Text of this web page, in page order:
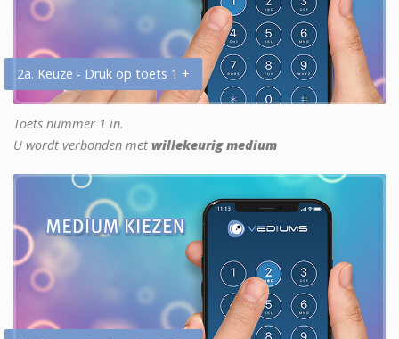
2a. Keuze - Druk op toets 1 +
Toets nummer 1 in.
U wordt verbonden met willekeurig medium